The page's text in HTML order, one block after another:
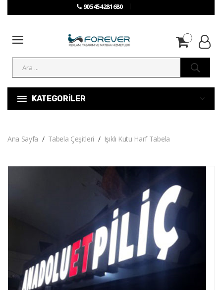
905454281680
KATEGORİLER
Ana Sayfa Tabela Çeşitleri Işıklı Kutu Harf Tabela